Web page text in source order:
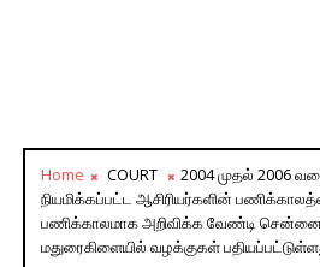
Home COURT
2004 முதல் 2006
நியமிக்கப்பட்ட ஆசிரியர்களின்
பணிக்காலமாக அறிவிக்க வேண்டி சென்னை
மதுரைகிளையில் வழக்குகள்